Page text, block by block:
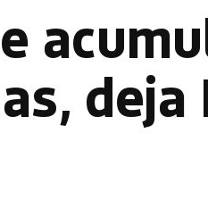
deja